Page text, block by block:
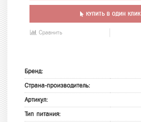
КУПИТЬ В ОДИН КЛИК
Сравнить
Бренд:
Страна-производитель:
Артикул:
Тип питания: